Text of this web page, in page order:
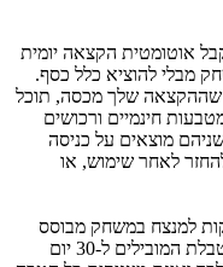
אוטומטית הקצאה יומית
מבלי להוציא כלל כסף.
שההקצאה שלך מכסה, תוכל
חינמיים ורכושים
מוצאים על כניסה
לאחר שימוש, או
למנצח במשחק מבוסס
מיומנות. כוכבים אלה מעלים את מיקומך בטבלת המובילים ל-30 יום